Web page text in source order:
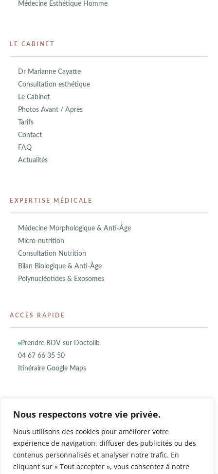
Nous respectons votre vie privée.
Nous utilisons des cookies pour améliorer votre
expérience de navigation, diffuser des publicités ou des
contenus personnalisés et analyser notre trafic. En
cliquant sur « Tout accepter », vous consentez à notre
Médecine Esthétique Homme
LE CABINET
Dr Marianne Cayatte
Consultation esthétique
Le Cabinet
Photos Avant / Après
Tarifs
Contact
FAQ
Actualités
EXPERTISE MÉDICALE
Médecine Morphologique & Anti-Âge
Micro-nutrition
Consultation Nutrition
Bilan Biologique & Anti-Âge
Polynucléotides & Exosomes
ACCÈS RAPIDE
Prendre RDV sur Doctolib
04 67 66 35 50
Itinéraire Google Maps